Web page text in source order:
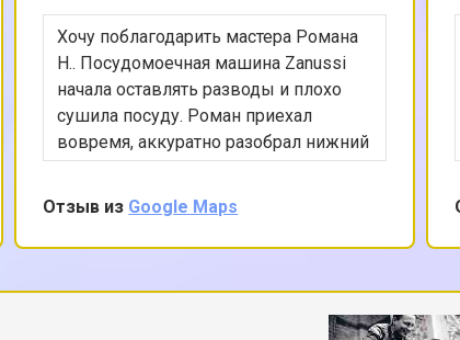
Хочу поблагодарить мастера Романа
Н.. Посудомоечная машина Zanussi
начала оставлять разводы и плохо
сушила посуду. Роман приехал
вовремя, аккуратно разобрал нижний
отсек, проверил циркуляционный
насос, состояние уплотнителей и
ТЭНа. Проблема оказалась в слабом
напоре из-за частично забитого
прочистил его, но и показал, почему
это произошло, дал рекомендации по
Отзыв из Google Maps